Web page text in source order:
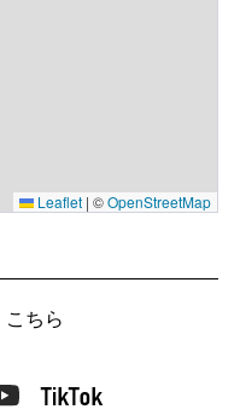
Leaflet | ©OpenStreetMap
こちら